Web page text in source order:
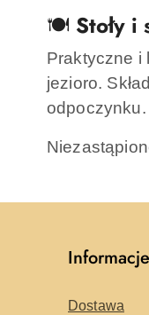
🍽️ Stoły
Praktyczne i
jezioro.
Informacje
Dostawa